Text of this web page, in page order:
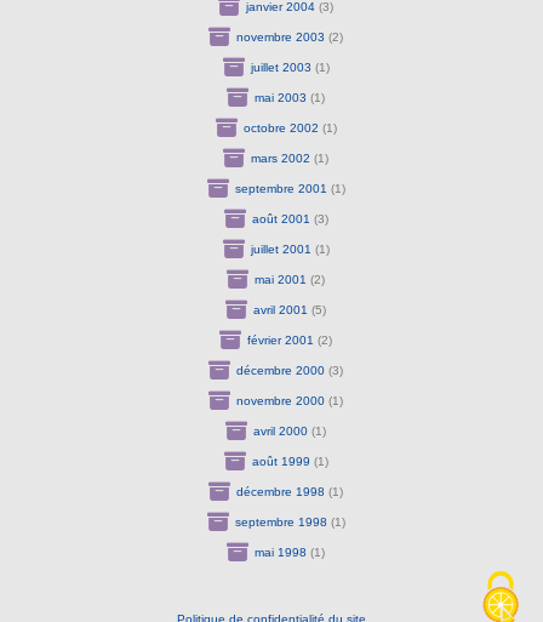
janvier 2004 (3)
novembre 2003 (2)
juillet 2003 (1)
mai 2003 (1)
octobre 2002 (1)
mars 2002 (1)
septembre 2001 (1)
août 2001 (3)
juillet 2001 (1)
mai 2001 (2)
avril 2001 (5)
février 2001 (2)
décembre 2000 (3)
novembre 2000 (1)
avril 2000 (1)
août 1999 (1)
décembre 1998 (1)
septembre 1998 (1)
mai 1998 (1)
Politique de confidentialité du site